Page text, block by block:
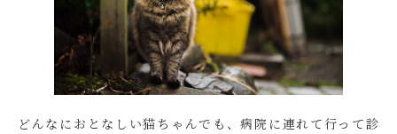
どんなにおとなしい猫ちゃんでも、病院に連れて行って診